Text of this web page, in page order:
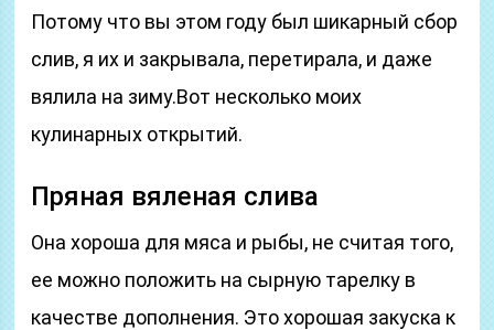
Потому что вы этом году был шикарный сбор
слив, я их и закрывала, перетирала, и даже
вялила на зиму.Вот несколько моих
кулинарных открытий.
Пряная вяленая слива
Она хороша для мяса и рыбы, не считая того,
ее можно положить на сырную тарелку в
качестве дополнения. Это хорошая закуска к